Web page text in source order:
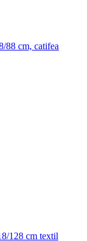
88 cm, catifea
128 cm textil